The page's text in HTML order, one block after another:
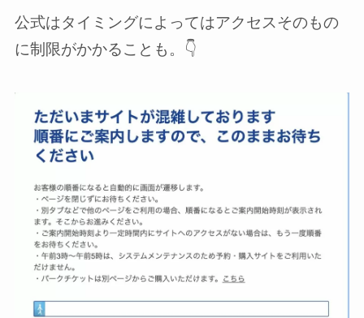
公式はタイミングによってはアクセスそのもの
に制限がかかることも。👇